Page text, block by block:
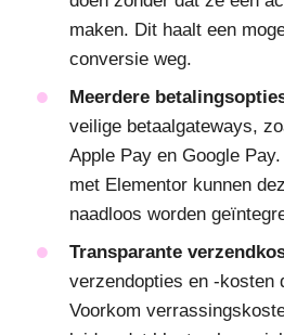
maken. Dit haalt een
conversie weg.
Meerdere
veilige betaalgateways,
Apple Pay en Google
met Elementor kunnen
naadloos worden
Transparante
verzendopties en -kosten
Voorkom